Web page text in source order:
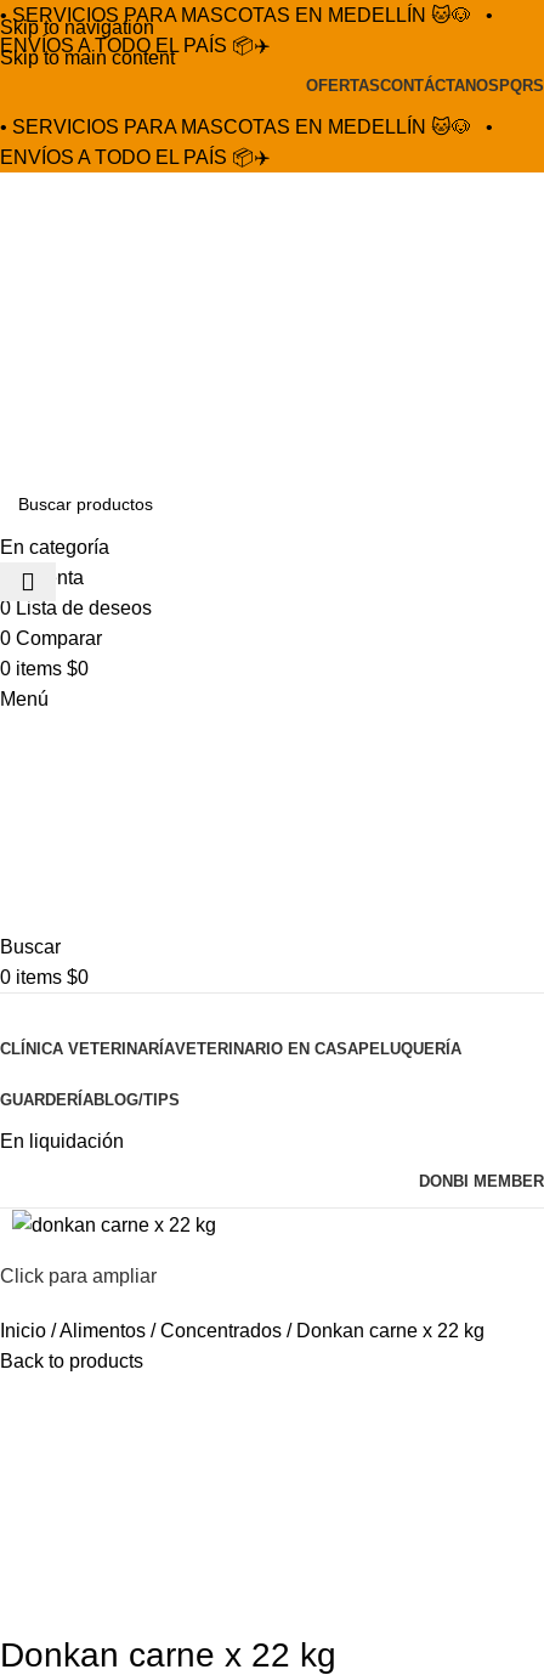
Skip to navigation
Skip to main content
• SERVICIOS PARA MASCOTAS EN MEDELLÍN 🐱🐶
•
ENVÍOS A TODO EL PAÍS 📦✈️
OFERTASCONTÁCTANOS PQRS
• SERVICIOS PARA MASCOTAS EN MEDELLÍN 🐱🐶
•
ENVÍOS A TODO EL PAÍS 📦✈️
En categoría
Mi cuenta
0 Lista de deseos
0 Comparar
0 items $0
Menú
Buscar
0 items $0
CLÍNICA VETERINARÍAVETERINARIO EN CASAPELUQUERÍA
GUARDERÍABLOG/TIPS
En liquidación
DONBI MEMBER
Click para ampliar
Inicio Alimentos Concentrados
Donkan carne x 22 kg
Back to products
Donkan carne x 22 kg